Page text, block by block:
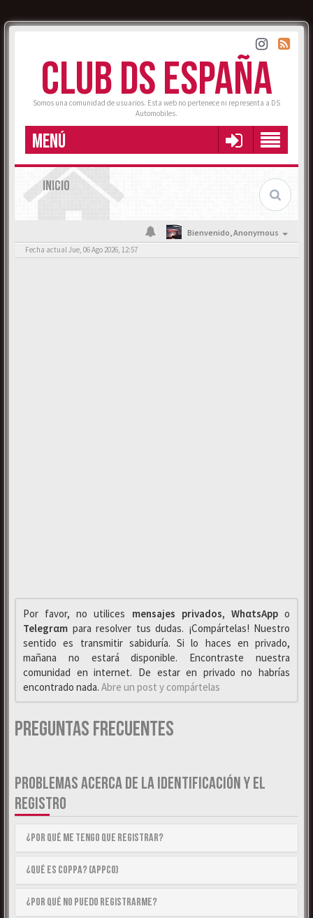
CLUB DS ESPAÑA
Somos una comunidad de usuarios. Esta web no pertenece ni representa a DS
Automobiles.
MENÚ
INICIO
Bienvenido,Anonymous
Fecha actual Jue, 06 Ago 2026, 12:57
Por favor, no utilices mensajes privados, WhαtsAppo
Telegrαm para resolver tus dudas. ¡Compártelas! Nuestro
sentido es transmitir sabiduría. Si lo haces en privado,
mañana no estará disponible. Encontraste nuestra
comunidad en internet. De estar en privado no habrías
encontrado nada. Abre un post y compártelas
Preguntas Frecuentes
PROBLEMAS ACERCA DE LA IDENTIFICACIÓN Y EL
REGISTRO
¿Por qué me tengo que registrar?
¿Qué es COPPA? (APPCO)
¿Por qué no puedo registrarme?